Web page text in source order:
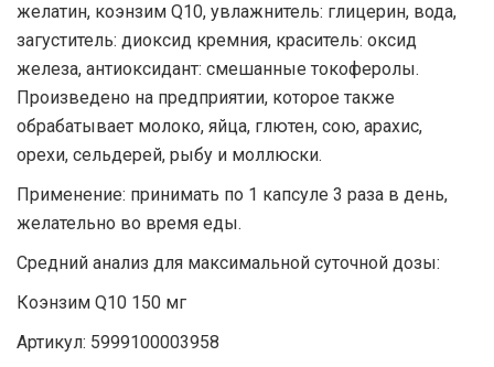
желатин, коэнзим Q10, увлажнитель: глицерин, вода,
загуститель: диоксид кремния, краситель: оксид
железа, антиоксидант: смешанные токоферолы.
Произведено на предприятии, которое также
обрабатывает молоко, яйца, глютен, сою, арахис,
орехи, сельдерей, рыбу и моллюски.
Применение: принимать по 1 капсуле 3 раза в день,
желательно во время еды.
Средний анализ для максимальной суточной дозы:
Коэнзим Q10 150 мг
Артикул: 5999100003958